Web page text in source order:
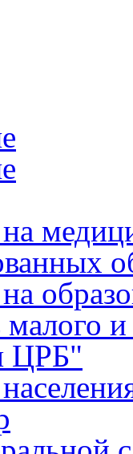
малого
ЦРБ"